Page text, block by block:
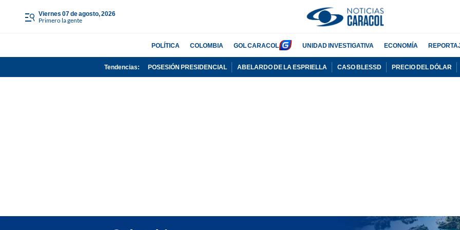
viernes 07 de agosto, 2026
Primero la gente
POLÍTICA COLOMBIA GOL CARACOL UNIDAD INVESTIGATIVA ECONOMÍA
Tendencias: POSESIÓN PRESIDENCIAL ABELARDO DE LA ESPRIELLA CASO BLESSD PRECIO DEL DÓLAR